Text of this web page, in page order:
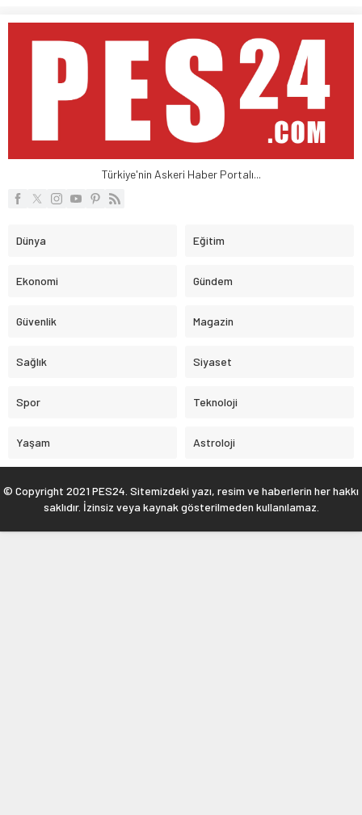
Türkiye'nin Askeri Haber Portalı...
Dünya Eğitim
Ekonomi Gündem
Güvenlik Magazin
Sağlık Siyaset
Spor Teknoloji
Yaşam Astroloji
© Copyright 2021 PES24. Sitemizdeki yazı, resim ve haberlerin her hakkı
saklıdır. İzinsiz veya kaynak gösterilmeden kullanılamaz.